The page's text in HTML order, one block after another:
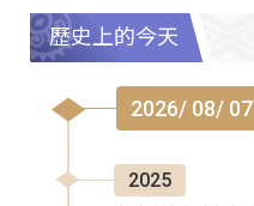
歷史上的今天
2026/ 08/ 07
2025